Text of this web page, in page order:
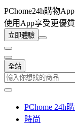
PChome24h購物App
使用App享受更優
立即體驗
全站
PChome 24h
時尚